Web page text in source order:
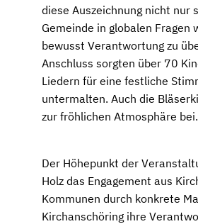
diese Auszeichnung nicht nur
Gemeinde in globalen Fragen
bewusst Verantwortung zu
Anschluss sorgten über 70
Liedern für eine festliche
untermalten. Auch die
zur fröhlichen Atmosphäre bei.
Der Höhepunkt der
Holz das Engagement aus
Kommunen durch konkrete
Kirchanschöring ihre